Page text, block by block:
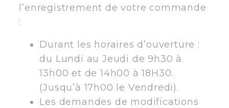
l’enregistrement de votre commande
:
Durant les horaires d’ouverture :
du Lundi au Jeudi de 9h30 à
13h00 et de 14h00 à 18H30.
(Jusqu’à 17h00 le Vendredi).
Les demandes de modifications